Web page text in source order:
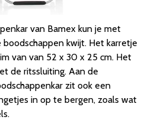
van Bamex kun je met
boodschappen kwijt. Het karretje
van van 52 x 30 x 25 cm. Het
de ritssluiting. Aan de
zit ook een
in op te bergen, zoals wat